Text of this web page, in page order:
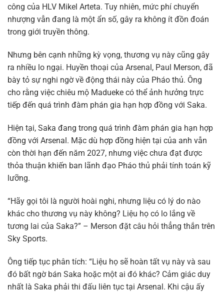
công của HLV Mikel Arteta. Tuy nhiên, mức phí chuyển
nhượng vẫn đang là một ẩn số, gây ra không ít đồn đoán
trong giới truyền thông.
Nhưng bên cạnh những kỳ vọng, thương vụ này cũng gây
ra nhiều lo ngại. Huyền thoại của Arsenal, Paul Merson, đã
bày tỏ sự nghi ngờ về động thái này của Pháo thủ. Ông
cho rằng việc chiêu mộ Madueke có thể ảnh hưởng trực
tiếp đến quá trình đàm phán gia hạn hợp đồng với Saka.
Hiện tại, Saka đang trong quá trình đàm phán gia hạn hợp
đồng với Arsenal. Mặc dù hợp đồng hiện tại của anh vẫn
còn thời hạn đến năm 2027, nhưng việc chưa đạt được
thỏa thuận khiến ban lãnh đạo Pháo thủ phải tính toán kỹ
lưỡng.
“Hãy gọi tôi là người hoài nghi, nhưng liệu có lý do nào
khác cho thương vụ này không? Liệu họ có lo lắng về
tương lai của Saka?” – Merson đặt câu hỏi thẳng thắn trên
Sky Sports.
Ông tiếp tục phân tích: “Liệu họ sẽ hoàn tất vụ này và sau
đó bất ngờ bán Saka hoặc một ai đó khác? Cảm giác duy
nhất là Saka phải thi đấu liên tục tại Arsenal. Khi cậu ấy